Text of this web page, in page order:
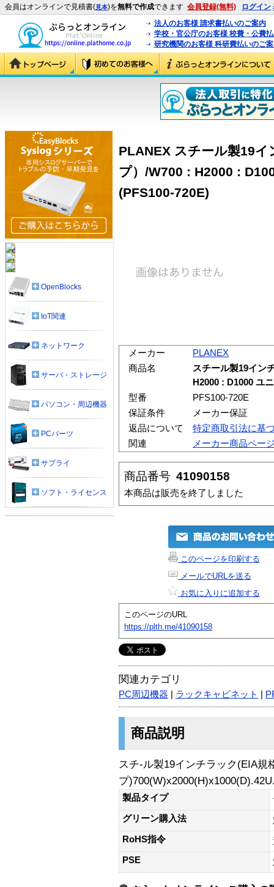
会員はオンラインで見積書(見本)を無料で作成できます 会員登録(無料) ログイン
法人のお客様 請求書払いのご案内
学校・官公庁のお客様 校費・公費
研究機関のお客様 科研費払いのご
PLANEX スチール製19
プ）/W700 : H2000 :
(PFS100-720E)
メーカー
PLANEX
商品名
スチール製19イン
H2000 : D1000 ユ
型番
PFS100-720E
保証条件
メーカー保証
返品について
特定商取引法に基
関連
メーカー商品ペー
商品番号 41090158
本商品は販売を終了しました
このページを印刷する
メールでURLを送る
お気に入りに追加する
このページのURL
https://plth.me/41090158
関連カテゴリ
PC周辺機器 ラックキャビネット
商品説明
スチ-ル製19インチラック(EIA規
プ
製品タイプ
グリーン購入法
RoHS指令
PSE
OpenBlocks
IoT関連
ネットワーク
サーバ・ストレージ
パソコン・周辺機器
PCパーツ
サプライ
ソフト・ライセンス